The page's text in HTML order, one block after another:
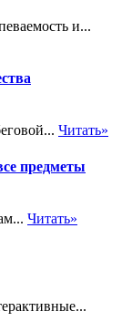
и...
Читать»
предметы
Читать»